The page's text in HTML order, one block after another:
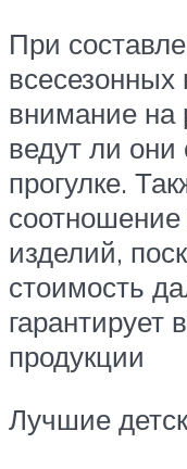
При
внимание
ведут ли они
прогулке.
изделий,
стоимость
гарантирует
продукции
Лучшие